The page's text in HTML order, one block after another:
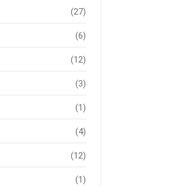
(27)
(6)
(12)
(3)
(1)
(4)
(12)
(1)